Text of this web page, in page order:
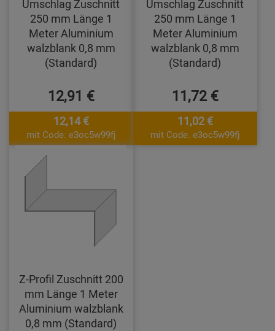
Umschlag Zuschnitt
250 mm Länge 1
Meter Aluminium
walzblank 0,8 mm
(Standard)
12,91 €
12,14 €
mit Code: e3oc5w99fj
Umschlag Zuschnitt
250 mm Länge 1
Meter Aluminium
walzblank 0,8 mm
(Standard)
11,72 €
11,02 €
mit Code: e3oc5w99fj
Z-Profil Zuschnitt 200
mm Länge 1 Meter
Aluminium walzblank
0,8 mm (Standard)